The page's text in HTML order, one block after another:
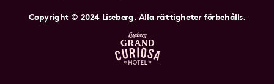
Copyright © 2024 Liseberg. Alla rättigheter förbehålls.